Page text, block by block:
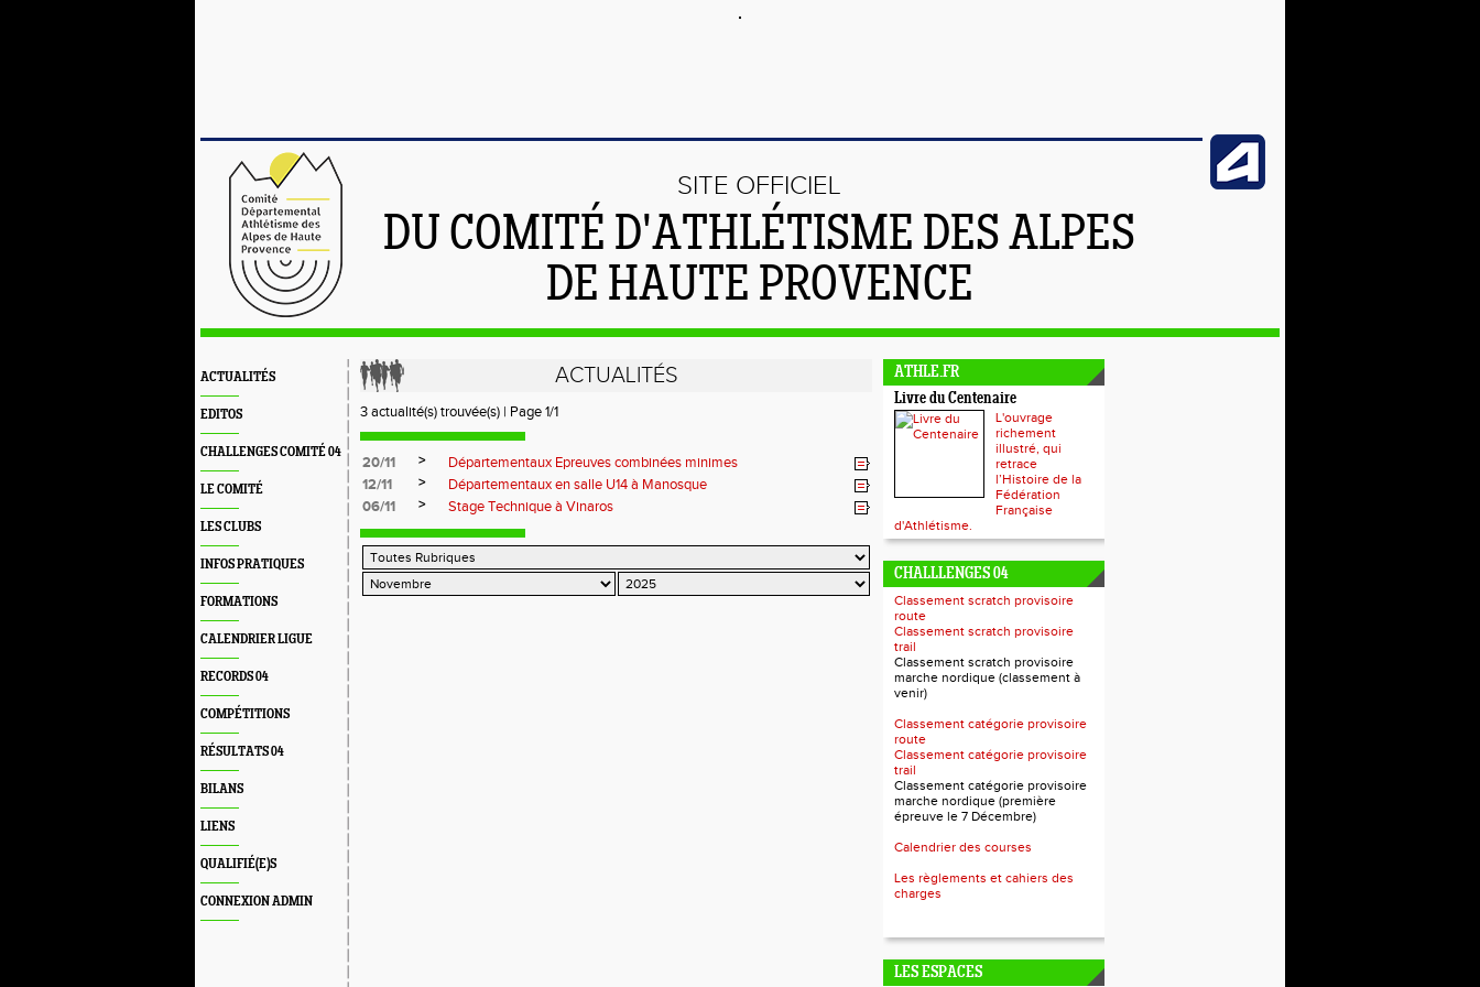
SITE OFFICIEL
DU COMITÉ D'ATHLÉTISME DES ALPES
DE HAUTE PROVENCE
ACTUALITÉS
EDITOS
CHALLENGES COMITÉ 04
LE COMITÉ
LES CLUBS
INFOS PRATIQUES
FORMATIONS
CALENDRIER LIGUE
RECORDS 04
COMPÉTITIONS
RÉSULTATS 04
BILANS
LIENS
QUALIFIÉ(E)S
CONNEXION ADMIN
ACTUALITÉS
3 actualité(s) trouvée(s) | Page 1/1
20/11 >
Départementaux Epreuves combinées minimes
12/11
>
Départementaux en salle U14 à Manosque
06/11
> Stage Technique à Vinaros
ATHLE.FR
Livre du Centenaire
L'ouvrage
richement
illustré, qui
retrace
l’Histoire de la
Fédération
Française
d'Athlétisme.
CHALLLENGES 04
Classement scratch provisoire
route
Classement scratch provisoire
trail
Classement scratch provisoire
marche nordique (classement à
venir)
Classement catégorie provisoire
route
Classement catégorie provisoire
trail
Classement catégorie provisoire
marche nordique (première
épreuve le 7 Décembre)
Calendrier des courses
Les règlements et cahiers des
charges
LES ESPACES